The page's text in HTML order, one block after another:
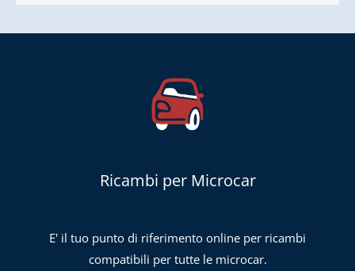
Ricambi per Microcar
E' il tuo punto di riferimento online per ricambi
compatibili per tutte le microcar.